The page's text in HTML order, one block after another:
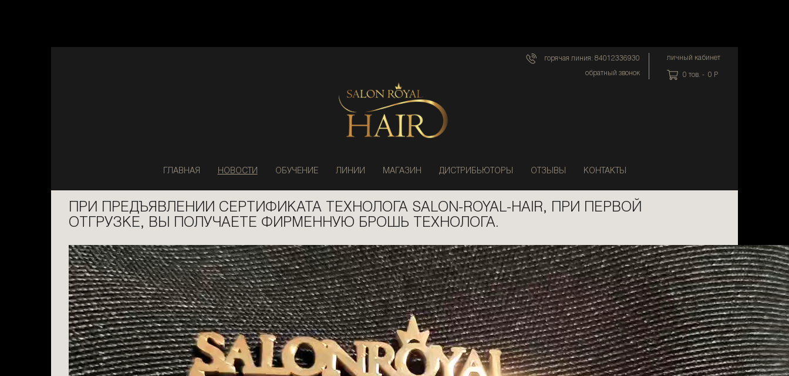
личный кабинет
0 тов. - 0 P
горячая линия: 84012336930
обратный звонок
ГЛАВНАЯ НОВОСТИ ОБУЧЕНИЕ ЛИНИИ МАГАЗИН ДИСТРИБЬЮТОРЫ ОТЗЫВЫ КОНТАКТЫ
ПРИ ПРЕДЪЯВЛЕНИИ СЕРТИФИКАТА ТЕХНОЛОГА SALON-ROYAL-HAIR, ПРИ ПЕРВОЙ
ОТГРУЗКЕ, ВЫ ПОЛУЧАЕТЕ ФИРМЕННУЮ БРОШЬ ТЕХНОЛОГА.